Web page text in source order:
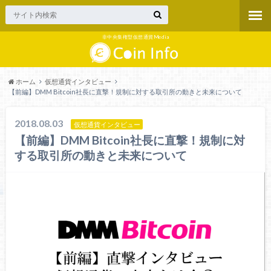
非中央集権型仮想通貨Media
ホーム
仮想通貨インタビュー
【前編】DMM Bitcoin社長に直撃！規制に対する取引所の動きと未来について
2018.08.03 仮想通貨インタビュー
【前編】DMM Bitcoin社長に直撃！規制に対
する取引所の動きと未来について